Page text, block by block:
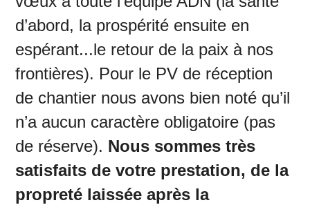
d’abord, la prospérité ensuite en
espérant...le retour de la paix à nos
frontières). Pour le PV de réception
de chantier nous avons bien noté qu’il
n’a aucun caractère obligatoire (pas
de réserve). Nous sommes très
satisfaits de votre prestation, de la
propreté laissée après la